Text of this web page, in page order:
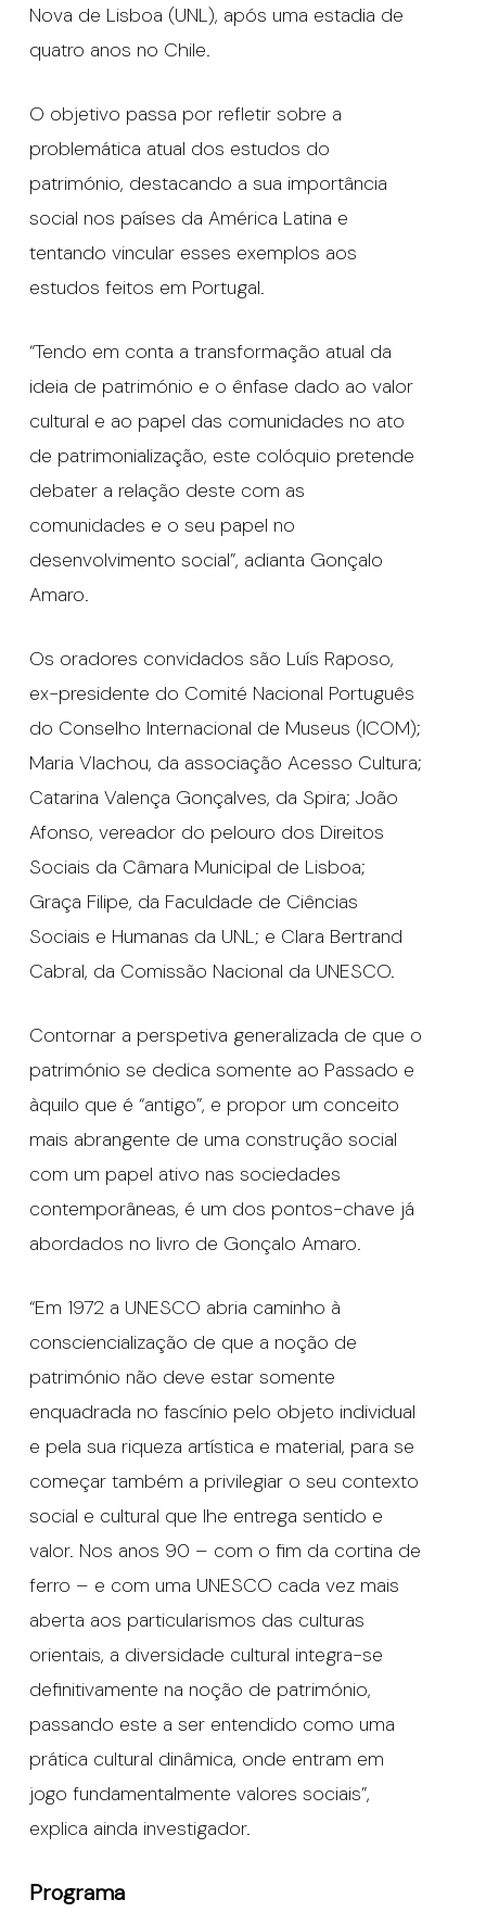
Nova de Lisboa (UNL), após uma estadia de
quatro anos no Chile.
O objetivo passa por refletir sobre a
problemática atual dos estudos do
património, destacando a sua importância
social nos países da América Latina e
tentando vincular esses exemplos aos
estudos feitos em Portugal.
“Tendo em conta a transformação atual da
ideia de património e o ênfase dado ao valor
cultural e ao papel das comunidades no ato
de patrimonialização, este colóquio pretende
debater a relação deste com as
comunidades e o seu papel no
desenvolvimento social”, adianta Gonçalo
Amaro.
Os oradores convidados são Luís Raposo,
ex-presidente do Comité Nacional Português
do Conselho Internacional de Museus (ICOM);
Maria Vlachou, da associação Acesso Cultura;
Catarina Valença Gonçalves, da Spira; João
Afonso, vereador do pelouro dos Direitos
Sociais da Câmara Municipal de Lisboa;
Graça Filipe, da Faculdade de Ciências
Sociais e Humanas da UNL; e Clara Bertrand
Cabral, da Comissão Nacional da UNESCO.
Contornar a perspetiva generalizada de que o
património se dedica somente ao Passado e
àquilo que é “antigo”, e propor um conceito
mais abrangente de uma construção social
com um papel ativo nas sociedades
contemporâneas, é um dos pontos-chave já
abordados no livro de Gonçalo Amaro.
“Em 1972 a UNESCO abria caminho à
consciencialização de que a noção de
património não deve estar somente
enquadrada no fascínio pelo objeto individual
e pela sua riqueza artística e material, para se
começar também a privilegiar o seu contexto
social e cultural que lhe entrega sentido e
valor. Nos anos 90 – com o fim da cortina de
ferro – e com uma UNESCO cada vez mais
aberta aos particularismos das culturas
orientais, a diversidade cultural integra-se
definitivamente na noção de património,
passando este a ser entendido como uma
prática cultural dinâmica, onde entram em
jogo fundamentalmente valores sociais”,
explica ainda investigador.
Programa